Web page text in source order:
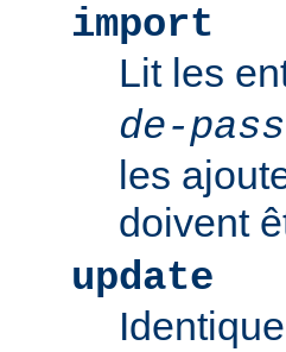
import
Lit les
de-
les
doivent
update